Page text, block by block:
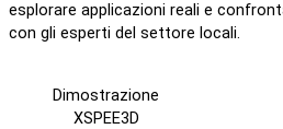
esplorare applicazioni reali e
con gli esperti del settore locali.
Dimostrazione
XSPEE3D